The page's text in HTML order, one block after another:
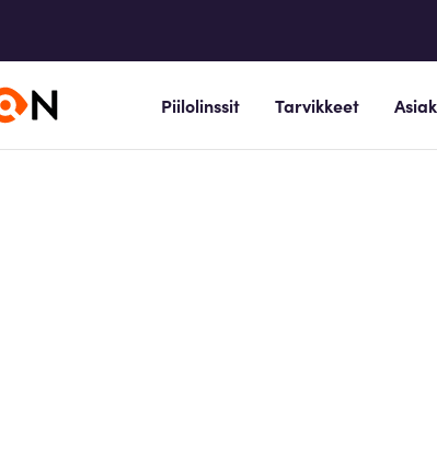
Piilolinssit Tarvikkeet